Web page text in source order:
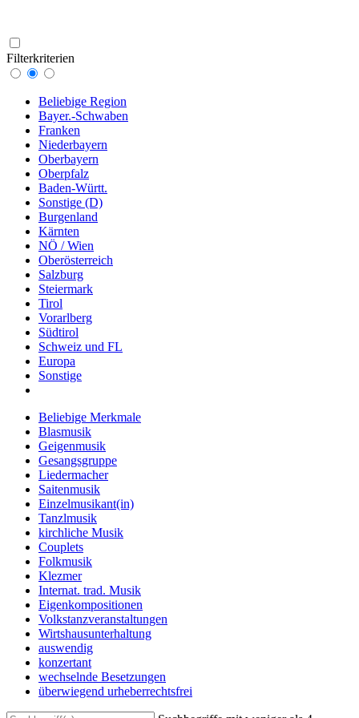
Filterkriterien
Beliebige Region
Bayer.-Schwaben
Franken
Niederbayern
Oberbayern
Oberpfalz
Baden-Württ.
Sonstige (D)
Burgenland
Kärnten
NÖ / Wien
Oberösterreich
Salzburg
Steiermark
Tirol
Vorarlberg
Südtirol
Schweiz und FL
Europa
Sonstige
Beliebige Merkmale
Blasmusik
Geigenmusik
Gesangsgruppe
Liedermacher
Saitenmusik
Einzelmusikant(in)
Tanzlmusik
kirchliche Musik
Couplets
Folkmusik
Klezmer
Internat. trad. Musik
Eigenkompositionen
Volkstanzveranstaltungen
Wirtshausunterhaltung
auswendig
konzertant
wechselnde Besetzungen
überwiegend urheberrechtsfrei